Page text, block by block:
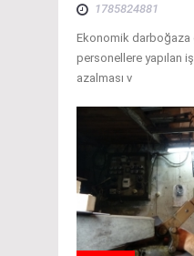
1785824881
Ekonomik darboğaza
personellere yapılan
azalması v